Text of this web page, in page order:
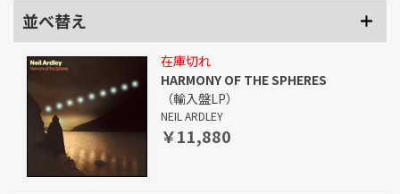
並べ替え
在庫切れ
HARMONY OF THE SPHERES
（輸入盤LP）
NEIL ARDLEY
￥11,880